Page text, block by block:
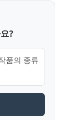
?
품의 종류